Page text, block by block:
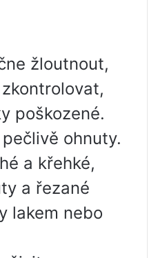
žloutnout,
poškozené.
ohnuty.
a křehké,
a řezané
lakem nebo